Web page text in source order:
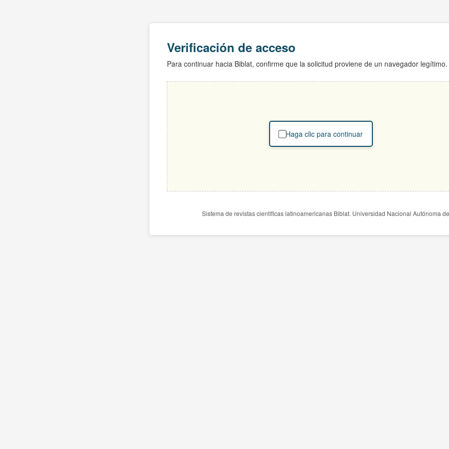
Verificación de acceso
Para continuar hacia Biblat, confirme que la solicitud proviene de un navegador legítimo.
Haga clic para continuar
Sistema de revistas científicas latinoamericanas Biblat. Universidad Nacional Autónoma